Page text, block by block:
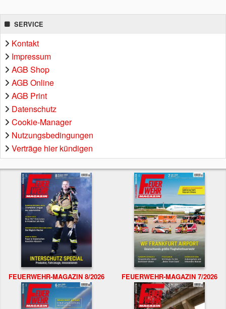
SERVICE
Kontakt
Impressum
AGB Shop
AGB Online
AGB Print
Datenschutz
Cookie-Manager
Nutzungsbedingungen
Verträge hier kündigen
FEUERWEHR-MAGAZIN 8/2026 FEUERWEHR-MAGAZIN 7/2026